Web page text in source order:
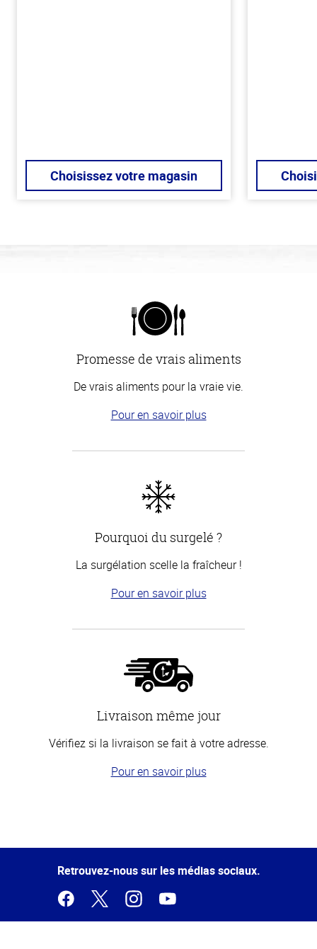
Choisissez votre magasin
Promesse de vrais aliments
De vrais aliments pour la vraie vie.
Pour en savoir plus
Pourquoi du surgelé ?
La surgélation scelle la fraîcheur !
Pour en savoir plus
Livraison même jour
Vérifiez si la livraison se fait à votre adresse.
Pour en savoir plus
de la
Retrouvez-nous sur les médias sociaux.